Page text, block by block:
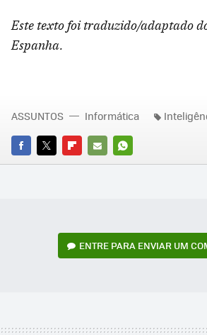
Este texto foi traduzido/adaptado
Espanha.
FACEBOOK
TWITTERFLIPBOARD
E-
WHATSAPP
ASSUNTOS Informática
ENTRE PARA ENVIAR UM